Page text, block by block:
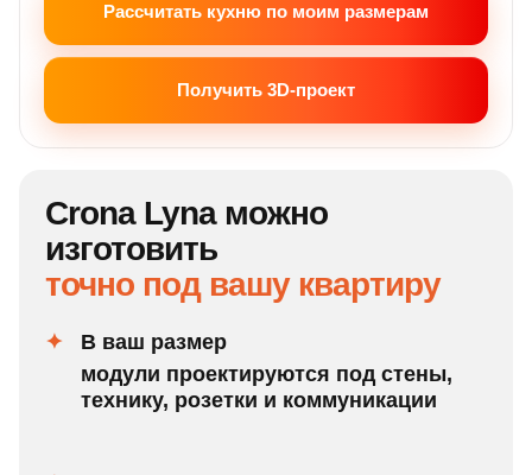
Рассчитать кухню по моим размерам
Получить 3D-проект
Crona Lyna можно
изготовить
точно под вашу квартиру
В ваш размер
модули проектируются под стены,
технику, розетки и коммуникации